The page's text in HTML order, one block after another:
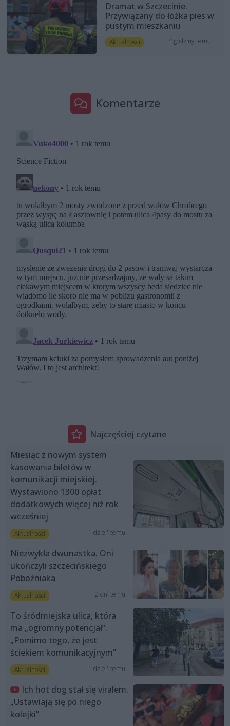
Dramat w Szczecinie.
Przywiązany do łóżka pies w
pustym mieszkaniu
Aktualności 4 godziny temu
Komentarze
Najczęściej czytane
Miesiąc z nowym system
kasowania biletów w
komunikacji miejskiej.
Wystawiono 1300 opłat
dodatkowych więcej niż rok
wcześniej
Aktualności 1 dzień temu
Niezwykła dwunastka. Oni
ukończyli szczecińskiego
Pobożniaka
Aktualności 2 dni temu
To śródmiejska ulica, która
ma „ogromny potencjał”.
„Pomimo tego, że jest
ściekiem komunikacyjnym”
Aktualności 1 dzień temu
Ich hot dog stał się viralem.
„Ustawiają się po niego
kolejki”